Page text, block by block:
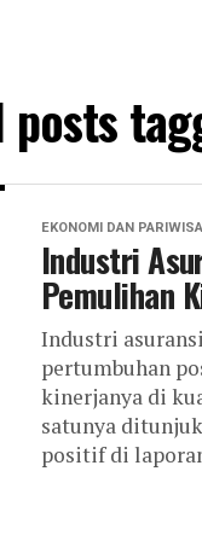
EKONOMI DAN
Industri
Pemulihan
Industri
pertumbuhan
kinerjanya di
satunya
positif di